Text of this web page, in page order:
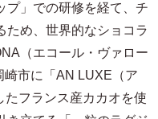
プ」での研修を経て、チ
ため、世界的なショコラ
（エコール・ヴァロー
市に「AN LUXE（ア
たフランス産カカオを使